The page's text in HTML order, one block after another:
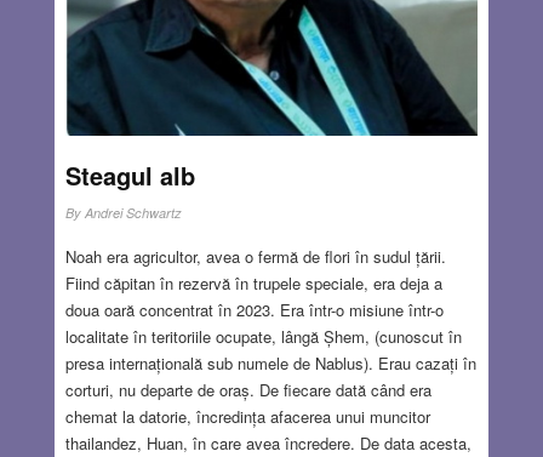
Steagul alb
By Andrei Schwartz
Noah era agricultor, avea o fermă de flori în sudul țării.
Fiind căpitan în rezervă în trupele speciale, era deja a
doua oară concentrat în 2023. Era într-o misiune într-o
localitate în teritoriile ocupate, lângă Șhem, (cunoscut în
presa internațională sub numele de Nablus). Erau cazați în
corturi, nu departe de oraș. De fiecare dată când era
chemat la datorie, încredința afacerea unui muncitor
thailandez, Huan, în care avea încredere. De data acesta,